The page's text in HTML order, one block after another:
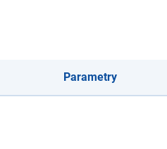
Parametry